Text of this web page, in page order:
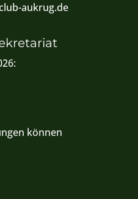
aukrug.de
können